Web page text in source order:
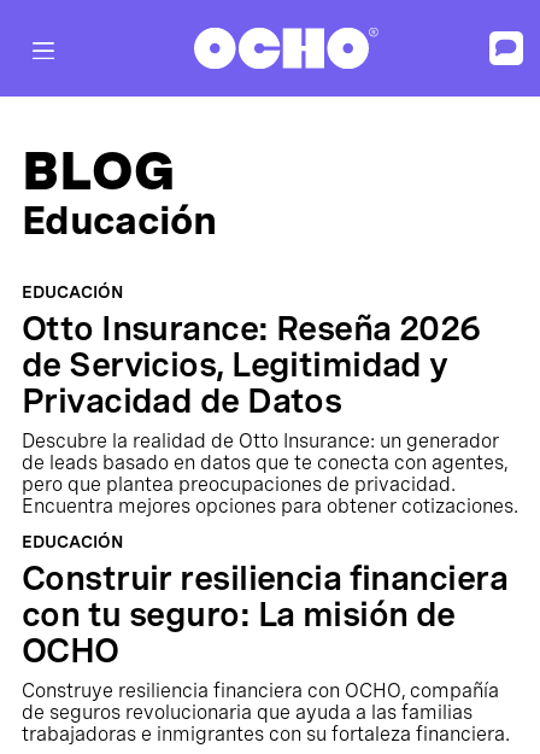
BLOG
Educación
EDUCACIÓN
Otto Insurance: Reseña 2026
de Servicios, Legitimidad y
Privacidad de Datos
Descubre la realidad de Otto Insurance: un generador
de leads basado en datos que te conecta con agentes,
pero que plantea preocupaciones de privacidad.
Encuentra mejores opciones para obtener cotizaciones.
EDUCACIÓN
Construir resiliencia financiera
con tu seguro: La misión de
OCHO
Construye resiliencia financiera con OCHO, compañía
de seguros revolucionaria que ayuda a las familias
trabajadoras e inmigrantes con su fortaleza financiera.